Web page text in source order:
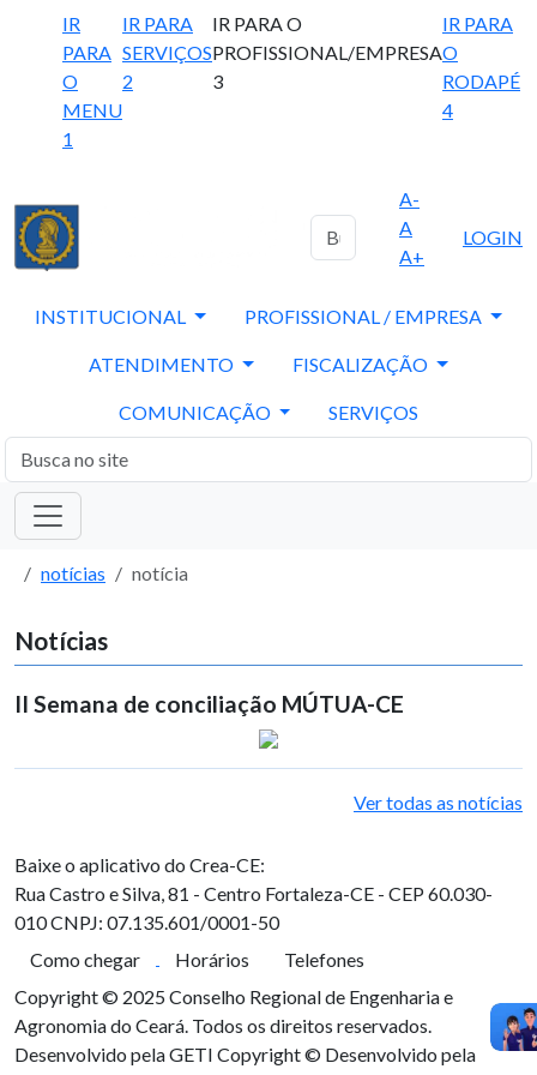
IR
PARA
O
MENU
1
IR PARA
SERVIÇOS
2
IR PARA O
PROFISSIONAL/EMPRESA
3
IR PARA
O
RODAPÉ
4
A-
A
A+
LOGIN
INSTITUCIONAL PROFISSIONAL / EMPRESA
ATENDIMENTO FISCALIZAÇÃO
COMUNICAÇÃO SERVIÇOS
notícias notícia
Notícias
II Semana de conciliação MÚTUA-CE
Ver todas as notícias
Baixe o aplicativo do Crea-CE:
Rua Castro e Silva, 81 - Centro Fortaleza-CE - CEP 60.030-
010CNPJ: 07.135.601/0001-50
Como chegar
Horários
Telefones
Copyright © 2025 Conselho Regional de Engenharia e
Agronomia do Ceará. Todos os direitos reservados.
Desenvolvido pela GETI Copyright © Desenvolvido pela